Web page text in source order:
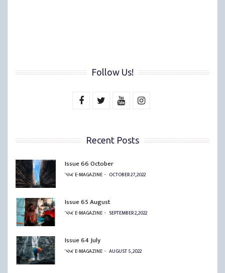
Follow Us!
Recent Posts
Issue 66 October
'પંખ' E-MAGAZINE OCTOBER 27, 2022
Issue 65 August
'પંખ' E-MAGAZINE SEPTEMBER 2, 2022
Issue 64 July
'પંખ' E-MAGAZINE AUGUST 5, 2022